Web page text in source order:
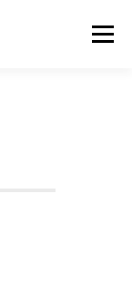
Menü